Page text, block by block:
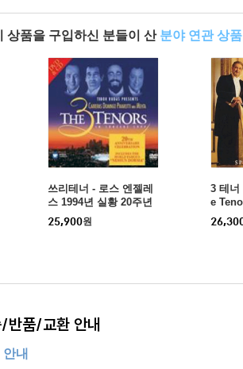
상품을 구입하신 분들이 산 분야 연관 상품
쓰리테너 - 로스 엔젤레
스 1994년 실황 20주년
기념반 (The 3 Tenors in
Concert - Los Angeles
25,900원
3 테너
e
pecial
se
반품/교환 안내
내